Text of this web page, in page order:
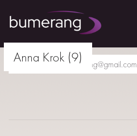
AKTORKI
content
agencjabumerang@gmail.com
Anna Krok (9)